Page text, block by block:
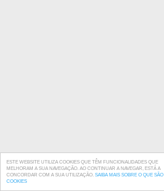
ESTE WEBSITE UTILIZA COOKIES QUE TÊM FUNCIONALIDADES QUE
MELHORAM A SUA NAVEGAÇÃO. AO CONTINUAR A NAVEGAR, ESTÁ A
CONCORDAR COM A SUA UTILIZAÇÃO. SAIBA MAIS SOBRE O QUE SÃO
COOKIES